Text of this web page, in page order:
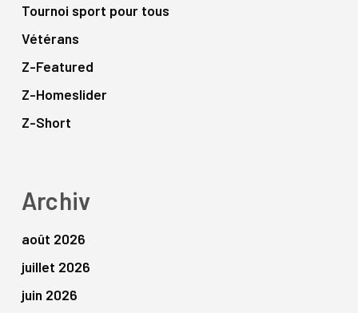
Tournoi sport pour tous
Vétérans
Z-Featured
Z-Homeslider
Z-Short
Archiv
août 2026
juillet 2026
juin 2026